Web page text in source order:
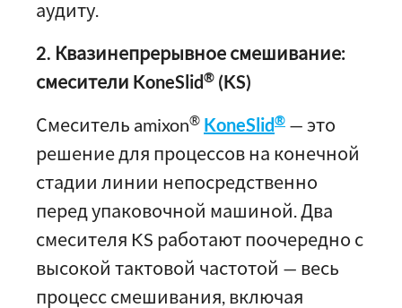
аудиту.
2. Квазинепрерывное смешивание:
смесители KoneSlid® (KS)
Смеситель amixon® KoneSlid® — это
решение для процессов на конечной
стадии линии непосредственно
перед упаковочной машиной. Два
смесителя KS работают поочередно с
высокой тактовой частотой — весь
процесс смешивания, включая